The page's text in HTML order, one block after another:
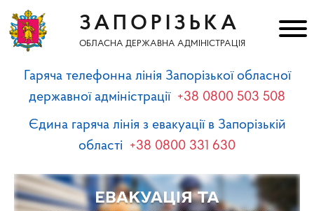
ЗАПОРІЗЬКА
ОБЛАСНА ДЕРЖАВНА АДМІНІСТРАЦІЯ
Гаряча телефонна лінія Запорізької обласної
державної адміністрації +38 0800 503 508
Єдина гаряча лінія з евакуації в Запорізькій
області +38 0800 331 630